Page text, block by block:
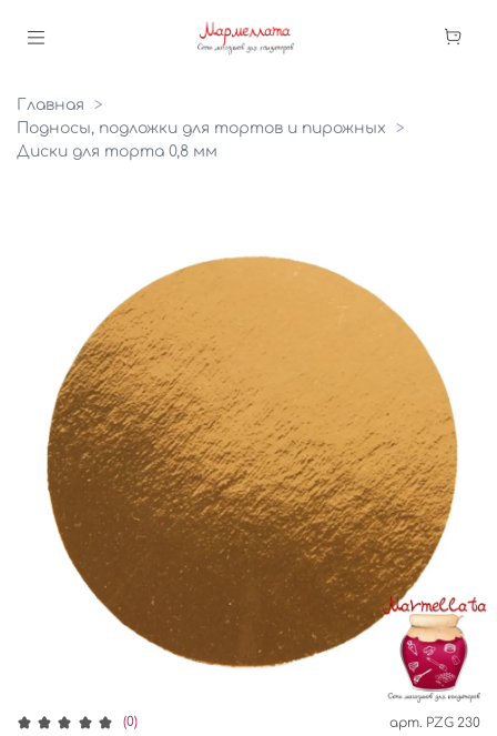
Главная
Подносы, подложки для тортов и пирожных
Диски для торта 0,8 мм
(0) арт. PZG 230